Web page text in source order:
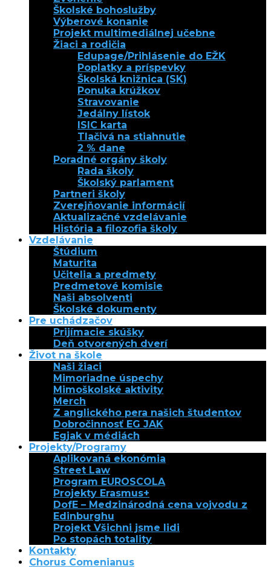
Školské bohoslužby
Výberové konanie
Projekt multimediálnej učebne
Žiaci a rodičia
Edupage/Prihlásenie do EŽK
Poplatky a príspevky
Školská knižnica (SK)
Ponuka krúžkov
Stravovanie
Jedálny lístok
ISIC karta
Tlačivá na stiahnutie
2 % dane
Poradné orgány školy
Rada školy
Školský parlament
Partneri školy
Zverejňovanie informácií
Aktualizačné vzdelávanie
História a filozofia školy
Vzdelávanie
Štúdium
Maturita
Učitelia a predmety
Predmetové komisie
Naši absolventi
Školské dokumenty
Pre uchádzačov
Prijímacie skúšky
Deň otvorených dverí
Život na škole
Naši žiaci
Mimoriadne úspechy
Mimoškolské aktivity
Merch
Z anglického pera našich študentov
Dobročinnosť EG JAK
Egjak v médiách
Projekty/Programy
Aplikovaná ekonómia
Street Law
Program EUROSCOLA
Projekty Erasmus+
DofE – Medzinárodná cena vojvodu z
Edinburghu
Projekt Všichni jsme lidi
Po stopách totality
Kontakty
Chorus Comenianus